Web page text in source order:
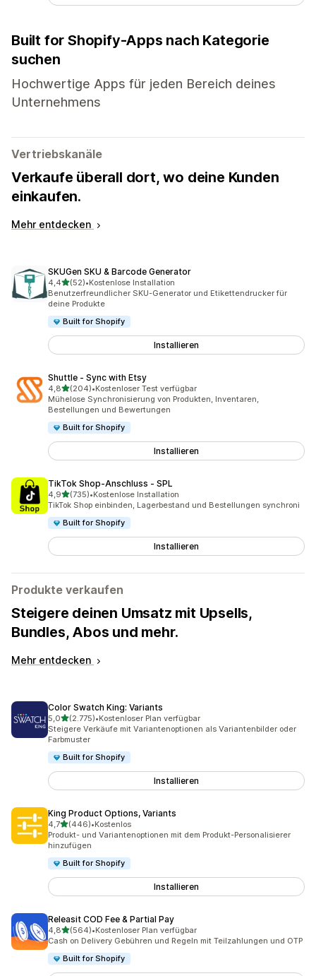
Built for Shopify-Apps nach Kategorie
suchen
Hochwertige Apps für jeden Bereich deines
Unternehmens
Vertriebskanäle
Verkaufe überall dort, wo deine Kunden
einkaufen.
Mehr entdecken
SKUGen SKU & Barcode Generator
4,4von 5 Sternen
(52)
52 Rezensionen insgesamt
•Kostenlose Installation
Benutzerfreundlicher SKU-Generator und Etikettendrucker für
deine Produkte
Built for Shopify
Installieren
Shuttle ‑ Sync with Etsy
4,8von 5 Sternen
(204)
204 Rezensionen insgesamt
•Kostenloser Test verfügbar
Mühelose Synchronisierung von Produkten, Inventaren,
Bestellungen und Bewertungen
Built for Shopify
Installieren
TikTok Shop‑Anschluss ‑ SPL
4,9von 5 Sternen
(735)
735 Rezensionen insgesamt
•Kostenlose Installation
TikTok Shop einbinden, Lagerbestand und Bestellungen synchroni
Built for Shopify
Installieren
Produkte verkaufen
Steigere deinen Umsatz mit Upsells,
Bundles, Abos und mehr.
Mehr entdecken
Color Swatch King: Variants
5,0von 5 Sternen
(2.775)
2775 Rezensionen insgesamt
•Kostenloser Plan verfügbar
Steigere Verkäufe mit Variantenoptionen als Variantenbilder oder
Farbmuster
Built for Shopify
Installieren
King Product Options, Variants
4,7von 5 Sternen
(446)
446 Rezensionen insgesamt
•Kostenlos
Produkt- und Variantenoptionen mit dem Produkt-Personalisierer
hinzufügen
Built for Shopify
Installieren
Releasit COD Fee & Partial Pay
4,8von 5 Sternen
(564)
564 Rezensionen insgesamt
•Kostenloser Plan verfügbar
Cash on Delivery Gebühren und Regeln mit Teilzahlungen und OTP
Built for Shopify